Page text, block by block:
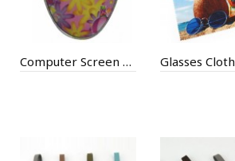
Computer Screen Cleaning Glasses Cloth